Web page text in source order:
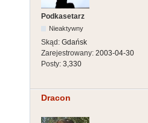
Podkasetarz
Nieaktywny
Skąd: Gdańsk
Zarejestrowany: 2003-04-30
Posty: 3,330
Dracon